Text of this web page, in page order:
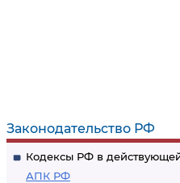
Законодательство РФ
Кодексы РФ в
АПК РФ